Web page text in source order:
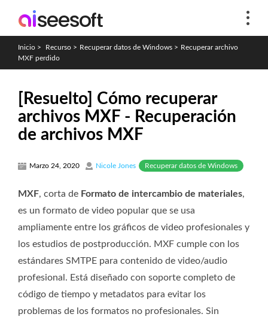
Inicio > Recurso > Recuperar datos de Windows > Recuperar archivo
MXF perdido
[Resuelto] Cómo recuperar
archivos MXF - Recuperación
de archivos MXF
Marzo 24, 2020 Nicole Jones Recuperar datos de Windows
MXF, corta de Formato de intercambio de materiales,
es un formato de video popular que se usa
ampliamente entre los gráficos de video profesionales y
los estudios de postproducción. MXF cumple con los
estándares SMTPE para contenido de video/audio
profesional. Está diseñado con soporte completo de
código de tiempo y metadatos para evitar los
problemas de los formatos no profesionales. Sin